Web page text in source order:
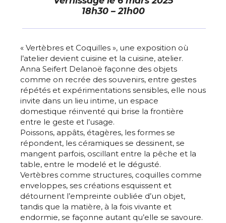
18h30 – 21h00
« Vertèbres et Coquilles », une exposition où
l’atelier devient cuisine et la cuisine, atelier.
Anna Seifert Delanoë façonne des objets
comme on recrée des souvenirs, entre gestes
répétés et expérimentations sensibles, elle nous
invite dans un lieu intime, un espace
domestique réinventé qui brise la frontière
entre le geste et l’usage.
Poissons, appâts, étagères, les formes se
répondent, les céramiques se dessinent, se
mangent parfois, oscillant entre la pêche et la
table, entre le modelé et le dégusté.
Vertèbres comme structures, coquilles comme
enveloppes, ses créations esquissent et
détournent l’empreinte oubliée d’un objet,
tandis que la matière, à la fois vivante et
endormie, se façonne autant qu’elle se savoure.